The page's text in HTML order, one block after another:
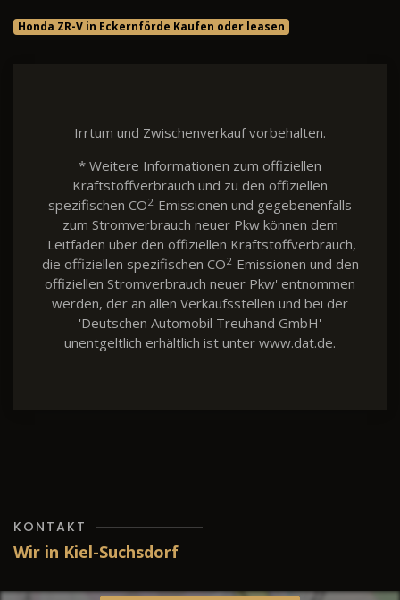
Honda ZR-V in Eckernförde Kaufen oder leasen
Irrtum und Zwischenverkauf vorbehalten.
* Weitere Informationen zum offiziellen
Kraftstoffverbrauch und zu den offiziellen
spezifischen CO2-Emissionen und gegebenenfalls
zum Stromverbrauch neuer Pkw können dem
'Leitfaden über den offiziellen Kraftstoffverbrauch,
die offiziellen spezifischen CO2-Emissionen und den
offiziellen Stromverbrauch neuer Pkw' entnommen
werden, der an allen Verkaufsstellen und bei der
'Deutschen Automobil Treuhand GmbH'
unentgeltlich erhältlich ist unter www.dat.de.
KONTAKT
Wir in Kiel-Suchsdorf